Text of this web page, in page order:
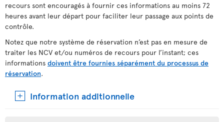
recours sont encouragés à fournir ces informations au moins 72
heures avant leur départ pour faciliter leur passage aux points de
contrôle.
Notez que notre système de réservation n’est pas en mesure de
traiter les NCV et/ou numéros de recours pour l’instant; ces
informations doivent être fournies séparément du processus de
réservation.
Information additionnelle